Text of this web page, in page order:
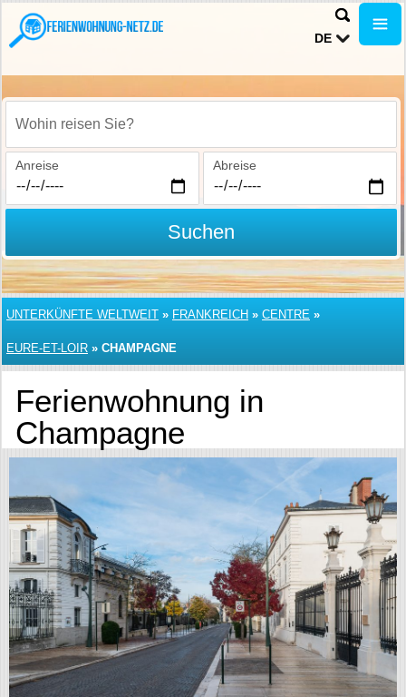
DE
Wohin reisen Sie?
Anreise Abreise
Suchen
UNTERKÜNFTE WELTWEIT » FRANKREICH » CENTRE »
EURE-ET-LOIR » CHAMPAGNE
Ferienwohnung in
Champagne